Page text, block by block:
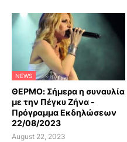
NEWS
ΘΕΡΜΟ: Σήμερα η συναυλία
με την Πέγκυ Ζήνα -
Πρόγραμμα Εκδηλώσεων
22/08/2023
August 22, 2023